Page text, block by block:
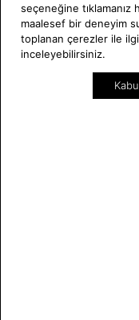
Yatırımcı İlişkileri
seçeneğine tıklamanız
maalesef bir deneyim
toplanan çerezler ile
inceleyebilirsiniz.